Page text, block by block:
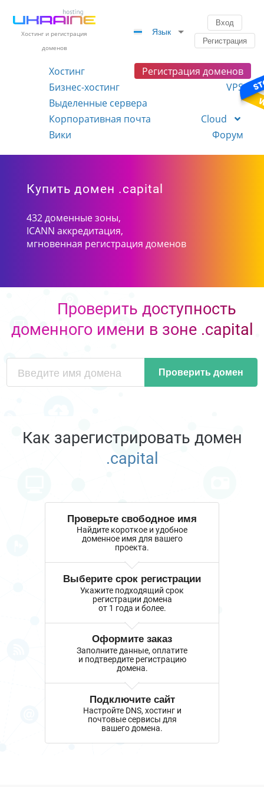
Хостинг и регистрация
доменов
Язык
Вход
Регистрация
Хостинг
Регистрация доменов
Бизнес-хостинг
VPS
Выделенные сервера
Корпоративная почта
Cloud
Вики
Форум
Купить домен .capital
432 доменные зоны,
ICANN аккредитация,
мгновенная регистрация доменов
Проверить доступность
доменного имени в зоне .capital
Проверить домен
Как зарегистрировать домен
.capital
Проверьте свободное имя
Найдите короткое и удобное
доменное имя для вашего
проекта.
Выберите срок регистрации
Укажите подходящий срок
регистрации домена
от 1 года и более.
Оформите заказ
Заполните данные, оплатите
и подтвердите регистрацию
домена.
Подключите сайт
Настройте DNS, хостинг и
почтовые сервисы для
вашего домена.